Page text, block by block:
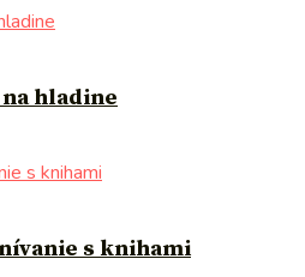
hladine
s knihami